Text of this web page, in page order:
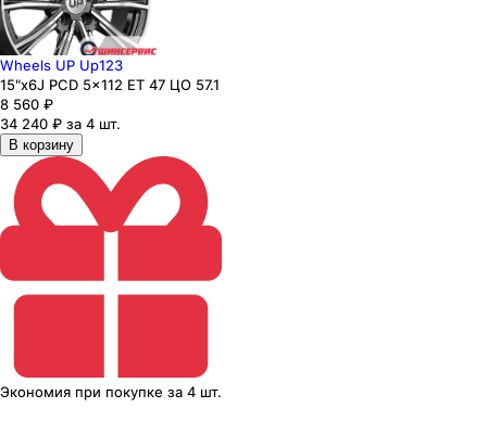
Wheels UP Up123
15"x6J PCD 5x112 ЕТ 47 ЦО 57.1
8 560 ₽
34 240 ₽ за 4 шт.
В корзину
Экономия при покупке за 4 шт.